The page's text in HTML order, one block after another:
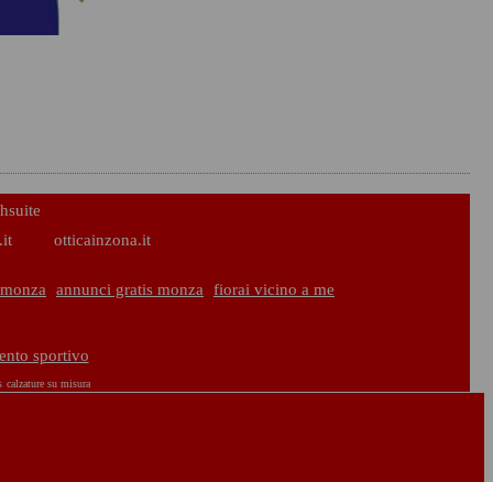
otticainzona.it
annunci gratis monza
fiorai vicino a me
sportivo
calzature su misura